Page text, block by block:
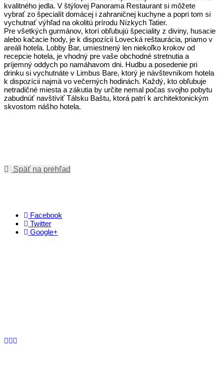
kvalitného jedla. V štýlovej Panorama Restaurant si môžete
vybrať zo špecialít domácej i zahraničnej kuchyne a popri tom si
vychutnať výhľad na okolitú prírodu Nízkych Tatier.
Pre všetkých gurmánov, ktorí obľubujú špeciality z diviny, husacie
alebo kačacie hody, je k dispozícii Lovecká reštaurácia, priamo v
areáli hotela. Lobby Bar, umiestnený len niekoľko krokov od
recepcie hotela, je vhodný pre vaše obchodné stretnutia a
príjemný oddych po namáhavom dni. Hudbu a posedenie pri
drinku si vychutnáte v Limbus Bare, ktorý je návštevníkom hotela
k dispozícii najmä vo večerných hodinách. Každý, kto obľubuje
netradičné miesta a zákutia by určite nemal počas svojho pobytu
zabudnúť navštíviť Tálsku Baštu, ktorá patrí k architektonickým
skvostom nášho hotela.
Späť na prehľad
Facebook
Twitter
Google+